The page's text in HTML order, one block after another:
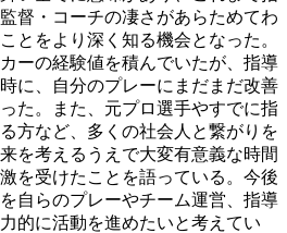
督・コーチの凄さがあらためてわ
とをより深く知る機会となった。
ーの経験値を積んでいたが、指導
に、自分のプレーにまだまだ改善
た。また、元プロ選手やすでに指
方など、多くの社会人と繋がりを
を考えるうえで大変有意義な時間
を受けたことを語っている。今後
自らのプレーやチーム運営、指導
的に活動を進めたいと考えてい